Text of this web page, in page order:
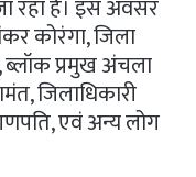
रहा है। इस अवसर
कोरंगा, जिला
प्रमुख अंचला
जिलाधिकारी
एवं अन्य लोग